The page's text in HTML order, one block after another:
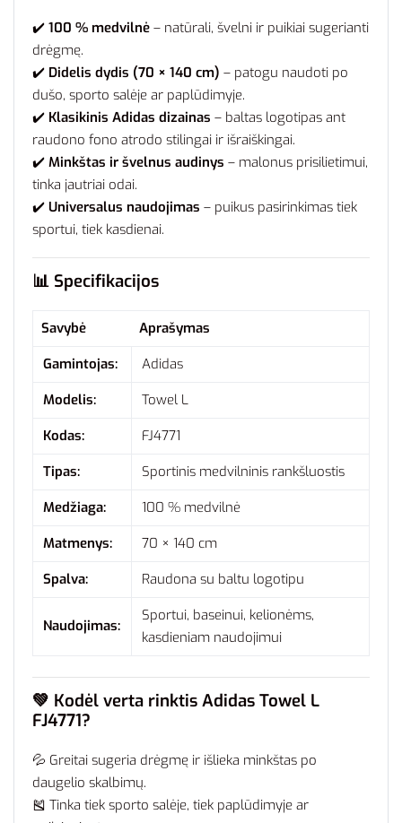
✔️ 100 % medvilnė – natūrali, švelni ir puikiai sugerianti
drėgmę.
✔️ Didelis dydis (70 × 140 cm) – patogu naudoti po
dušo, sporto salėje ar paplūdimyje.
✔️ Klasikinis Adidas dizainas – baltas logotipas ant
raudono fono atrodo stilingai ir išraiškingai.
✔️ Minkštas ir švelnus audinys – malonus prisilietimui,
tinka jautriai odai.
✔️ Universalus naudojimas – puikus pasirinkimas tiek
sportui, tiek kasdienai.
📊 Specifikacijos
Savybė
Aprašymas
Gamintojas:
Adidas
Modelis:
Towel L
Kodas:
FJ4771
Tipas:
Sportinis medvilninis rankšluostis
Medžiaga:
100 % medvilnė
Matmenys:
70 × 140 cm
Spalva:
Raudona su baltu logotipu
Naudojimas:
Sportui, baseinui, kelionėms,
kasdieniam naudojimui
💚 Kodėl verta rinktis Adidas Towel L
FJ4771?
💦 Greitai sugeria drėgmę ir išlieka minkštas po
daugelio skalbimų.
🎽 Tinka tiek sporto salėje, tiek paplūdimyje ar